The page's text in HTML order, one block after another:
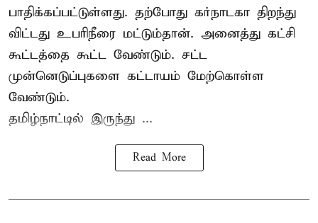
பாதிக்கப்பட்டுள்ளது. தற்போது கர்நாடகா திறந்து
விட்டது உபரிநீரை மட்டும்தான். அனைத்து கட்சி
கூட்டத்தை கூட்ட வேண்டும். சட்ட
முன்னெடுப்புகளை கட்டாயம் மேற்கொள்ள
வேண்டும்.
தமிழ்நாட்டில் இருந்து ...
Read More